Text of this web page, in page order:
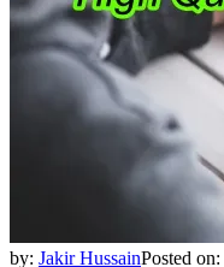
by: Jakir HussainPosted on: